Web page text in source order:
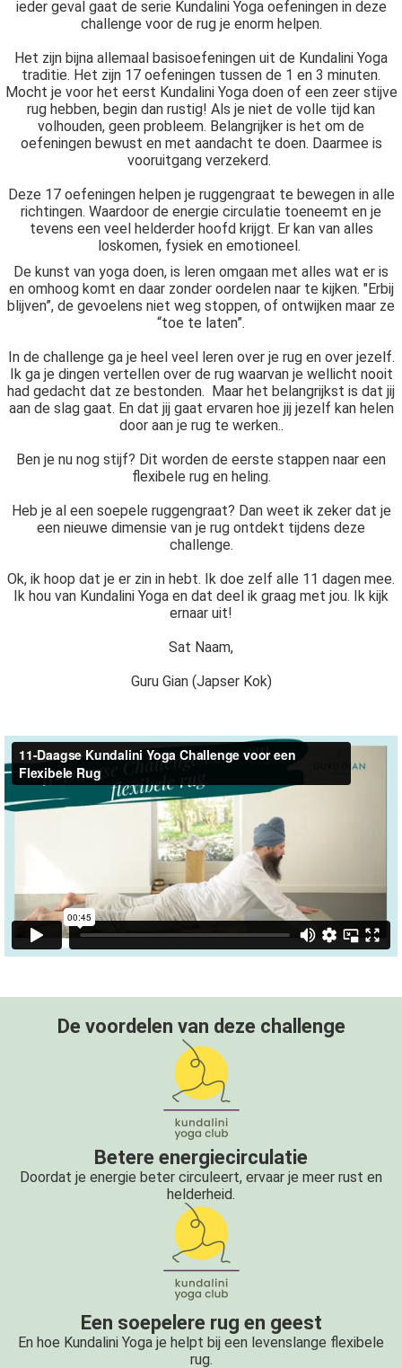
ieder geval gaat de serie Kundalini Yoga oefeningen in deze
challenge voor de rug je enorm helpen.
Het zijn bijna allemaal basisoefeningen uit de Kundalini Yoga
traditie. Het zijn 17 oefeningen tussen de 1 en 3 minuten.
Mocht je voor het eerst Kundalini Yoga doen of een zeer stijve
rug hebben, begin dan rustig! Als je niet de volle tijd kan
volhouden, geen probleem. Belangrijker is het om de
oefeningen bewust en met aandacht te doen. Daarmee is
vooruitgang verzekerd.
Deze 17 oefeningen helpen je ruggengraat te bewegen in alle
richtingen. Waardoor de energie circulatie toeneemt en je
tevens een veel helderder hoofd krijgt. Er kan van alles
loskomen, fysiek en emotioneel.
De kunst van yoga doen, is leren omgaan met alles wat er is
en omhoog komt en daar zonder oordelen naar te kijken. "Erbij
blijven”, de gevoelens niet weg stoppen, of ontwijken maar ze
“toe te laten”.
In de challenge ga je heel veel leren over je rug en over jezelf.
Ik ga je dingen vertellen over de rug waarvan je wellicht nooit
had gedacht dat ze bestonden. Maar het belangrijkst is dat jij
aan de slag gaat. En dat jij gaat ervaren hoe jij jezelf kan helen
door aan je rug te werken..
Ben je nu nog stijf? Dit worden de eerste stappen naar een
flexibele rug en heling.
Heb je al een soepele ruggengraat? Dan weet ik zeker dat je
een nieuwe dimensie van je rug ontdekt tijdens deze
challenge.
Ok, ik hoop dat je er zin in hebt. Ik doe zelf alle 11 dagen mee.
Ik hou van Kundalini Yoga en dat deel ik graag met jou. Ik kijk
ernaar uit!
Sat Naam,
Guru Gian (Japser Kok)
De voordelen van deze challenge
Betere energiecirculatie
Doordat je energie beter circuleert, ervaar je meer rust en
helderheid.
Een soepelere rug en geest
En hoe Kundalini Yoga je helpt bij een levenslange flexibele
rug.